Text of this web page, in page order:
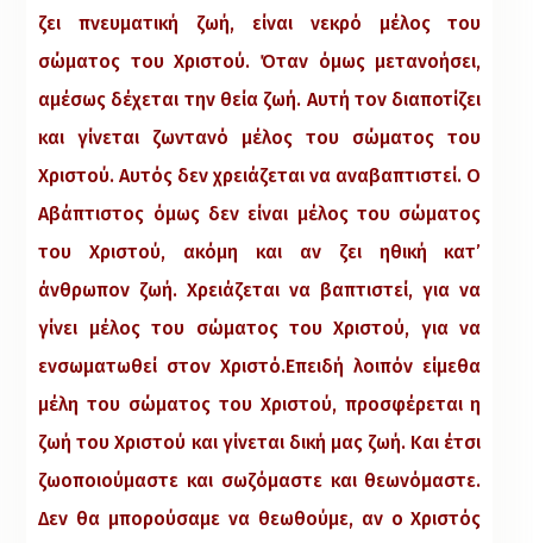
ζει πνευματική ζωή, είναι νεκρό μέλος του
σώματος του Χριστού. Όταν όμως μετανοήσει,
αμέσως δέχεται την θεία ζωή. Αυτή τον διαποτίζει
και γίνεται ζωντανό μέλος του σώματος του
Χριστού. Αυτός δεν χρειάζεται να αναβαπτιστεί. Ο
Αβάπτιστος όμως δεν είναι μέλος του σώματος
του Χριστού, ακόμη και αν ζει ηθική κατ’
άνθρωπον ζωή. Χρειάζεται να βαπτιστεί, για να
γίνει μέλος του σώματος του Χριστού, για να
ενσωματωθεί στον Χριστό.Επειδή λοιπόν είμεθα
μέλη του σώματος του Χριστού, προσφέρεται η
ζωή του Χριστού και γίνεται δική μας ζωή. Και έτσι
ζωοποιούμαστε και σωζόμαστε και θεωνόμαστε.
Δεν θα μπορούσαμε να θεωθούμε, αν ο Χριστός